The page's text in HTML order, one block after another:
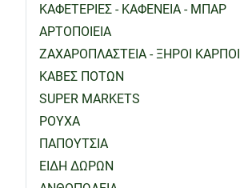
ΚΑΦΕΤΕΡΙΕΣ - ΚΑΦΕΝΕΙΑ - ΜΠΑΡ
ΑΡΤΟΠΟΙΕΙΑ
ΖΑΧΑΡΟΠΛΑΣΤΕΙΑ - ΞΗΡΟΙ ΚΑΡΠΟΙ
ΚΑΒΕΣ ΠΟΤΩΝ
SUPER MARKETS
ΡΟΥΧΑ
ΠΑΠΟΥΤΣΙΑ
ΕΙΔΗ ΔΩΡΩΝ